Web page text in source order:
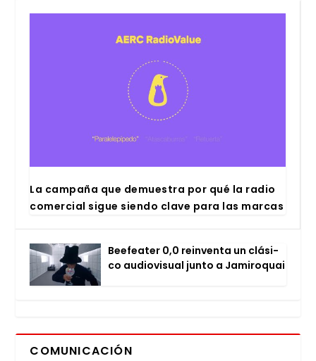
La cam­pa­ña que demues­tra por qué la radio
comer­cial sigue sien­do cla­ve para las mar­cas
Bee­fea­ter 0,0 rein­ven­ta un clá­si­
co audio­vi­sual jun­to a Jami­ro­quai
COMUNICACIÓN